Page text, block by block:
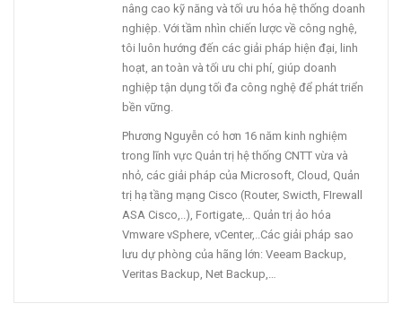
nâng cao kỹ năng và tối ưu hóa hệ thống doanh
nghiệp. Với tầm nhìn chiến lược về công nghệ,
tôi luôn hướng đến các giải pháp hiện đại, linh
hoạt, an toàn và tối ưu chi phí, giúp doanh
nghiệp tận dụng tối đa công nghệ để phát triển
bền vững.
Phương Nguyễn có hơn 16 năm kinh nghiệm
trong lĩnh vực Quản trị hệ thống CNTT vừa và
nhỏ, các giải pháp của Microsoft, Cloud, Quản
trị hạ tầng mạng Cisco (Router, Swicth, FIrewall
ASA Cisco,..), Fortigate,.. Quản trị ảo hóa
Vmware vSphere, vCenter,..Các giải pháp sao
lưu dự phòng của hãng lớn: Veeam Backup,
Veritas Backup, Net Backup,…